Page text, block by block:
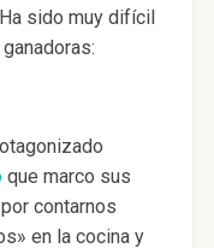
sido muy difícil
que marco sus
contarnos
en la cocina y